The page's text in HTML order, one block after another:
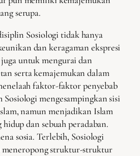
serupa.
Sosiologi tidak hanya
dan keragaman ekspresi
untuk mengurai dan
serta kemajemukan dalam
faktor-faktor penyebab
mengesampingkan sisi
namun menjadikan Islam
dan sebuah peradaban.
sosia. Terlebih, Sosiologi
meneropong struktur-struktur